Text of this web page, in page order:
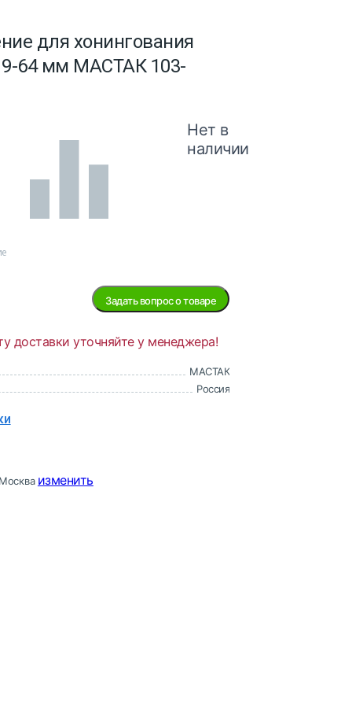
для хонингования
64 мм МАСТАК 103-
Нет в
наличии
Задать вопрос о товаре
доставки уточняйте у менеджера!
МАСТАК
Россия
Москва изменить